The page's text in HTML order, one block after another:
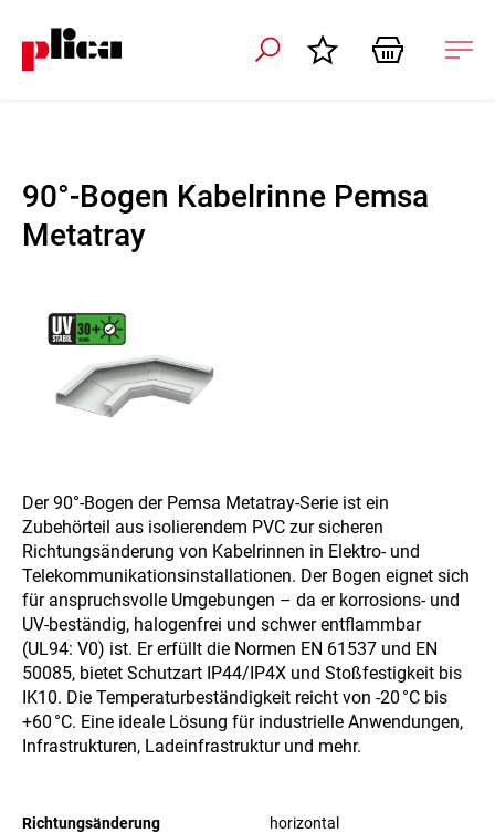
90°-Bogen Kabelrinne Pemsa
Metatray
Der 90°-Bogen der Pemsa Metatray-Serie ist ein
Zubehörteil aus isolierendem PVC zur sicheren
Richtungsänderung von Kabelrinnen in Elektro- und
Telekommunikationsinstallationen. Der Bogen eignet sich
für anspruchsvolle Umgebungen – da er korrosions- und
UV-beständig, halogenfrei und schwer entflammbar
(UL94: V0) ist. Er erfüllt die Normen EN 61537 und EN
50085, bietet Schutzart IP44/IP4X und Stoßfestigkeit bis
IK10. Die Temperaturbeständigkeit reicht von -20 °C bis
+60 °C. Eine ideale Lösung für industrielle Anwendungen,
Infrastrukturen, Ladeinfrastruktur und mehr.
Richtungsänderung
horizontal